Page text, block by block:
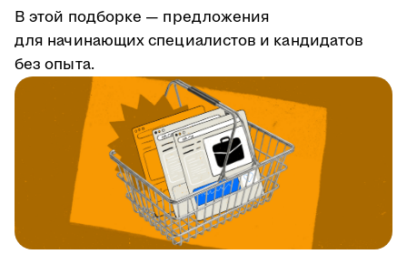
В этой подборке — предложения
для начинающих специалистов и кандидатов
без опыта.